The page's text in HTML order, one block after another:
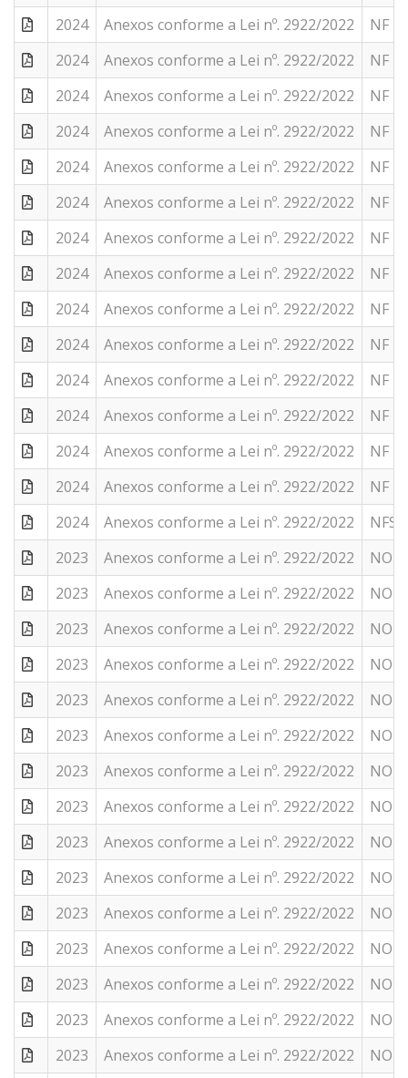
2024
Anexos conforme a Lei nº. 2922/2022
NF
2024
Anexos conforme a Lei nº. 2922/2022
NF
2024
Anexos conforme a Lei nº. 2922/2022
NF
2024
Anexos conforme a Lei nº. 2922/2022
NF
2024
Anexos conforme a Lei nº. 2922/2022
NF
2024
Anexos conforme a Lei nº. 2922/2022
NF
2024
Anexos conforme a Lei nº. 2922/2022
NF
2024
Anexos conforme a Lei nº. 2922/2022
NF
2024
Anexos conforme a Lei nº. 2922/2022
NF
2024
Anexos conforme a Lei nº. 2922/2022
NF
2024
Anexos conforme a Lei nº. 2922/2022
NF
2024
Anexos conforme a Lei nº. 2922/2022
NF
2024
Anexos conforme a Lei nº. 2922/2022
NF
2024
Anexos conforme a Lei nº. 2922/2022
NF
2024
Anexos conforme a Lei nº. 2922/2022
NFS
2023
Anexos conforme a Lei nº. 2922/2022
2023
Anexos conforme a Lei nº. 2922/2022
2023
Anexos conforme a Lei nº. 2922/2022
2023
Anexos conforme a Lei nº. 2922/2022
2023
Anexos conforme a Lei nº. 2922/2022
2023
Anexos conforme a Lei nº. 2922/2022
2023
Anexos conforme a Lei nº. 2922/2022
2023
Anexos conforme a Lei nº. 2922/2022
2023
Anexos conforme a Lei nº. 2922/2022
2023
Anexos conforme a Lei nº. 2922/2022
2023
Anexos conforme a Lei nº. 2922/2022
2023
Anexos conforme a Lei nº. 2922/2022
2023
Anexos conforme a Lei nº. 2922/2022
2023
Anexos conforme a Lei nº. 2922/2022
2023
Anexos conforme a Lei nº. 2922/2022